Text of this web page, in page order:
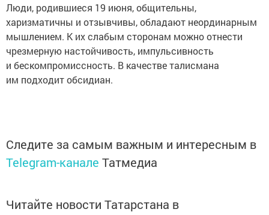
Люди, родившиеся 19 июня, общительны,
харизматичны и отзывчивы, обладают неординарным
мышлением. К их слабым сторонам можно отнести
чрезмерную настойчивость, импульсивность
и бескомпромиссность. В качестве талисмана
им подходит обсидиан.
Следите за самым важным и интересным в
Telegram-канале Татмедиа
Читайте новости Татарстана в